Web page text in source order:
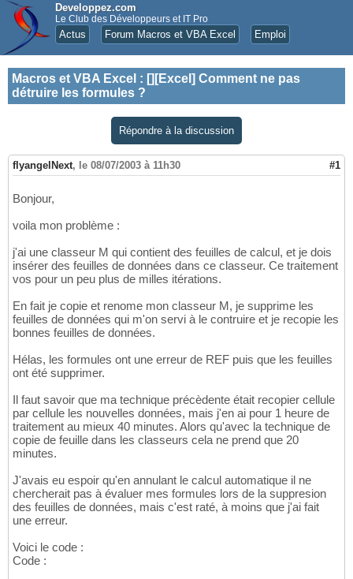
Developpez.com
Le Club des Développeurs et IT Pro
Actus Forum Macros et VBA Excel Emploi
Macros et VBA Excel : [][Excel] Comment ne pas
détruire les formules ?
Répondre à la discussion
flyangelNext, le 08/07/2003 à 11h30 #1
Bonjour,
voila mon problème :
j'ai une classeur M qui contient des feuilles de calcul, et je dois
insérer des feuilles de données dans ce classeur. Ce traitement
vos pour un peu plus de milles itérations.
En fait je copie et renome mon classeur M, je supprime les
feuilles de données qui m'on servi à le contruire et je recopie les
bonnes feuilles de données.
Hélas, les formules ont une erreur de REF puis que les feuilles
ont été supprimer.
Il faut savoir que ma technique précèdente était recopier cellule
par cellule les nouvelles données, mais j'en ai pour 1 heure de
traitement au mieux 40 minutes. Alors qu'avec la technique de
copie de feuille dans les classeurs cela ne prend que 20
minutes.
J'avais eu espoir qu'en annulant le calcul automatique il ne
chercherait pas à évaluer mes formules lors de la suppresion
des feuilles de données, mais c'est raté, à moins que j'ai fait
une erreur.
Voici le code :
Code :